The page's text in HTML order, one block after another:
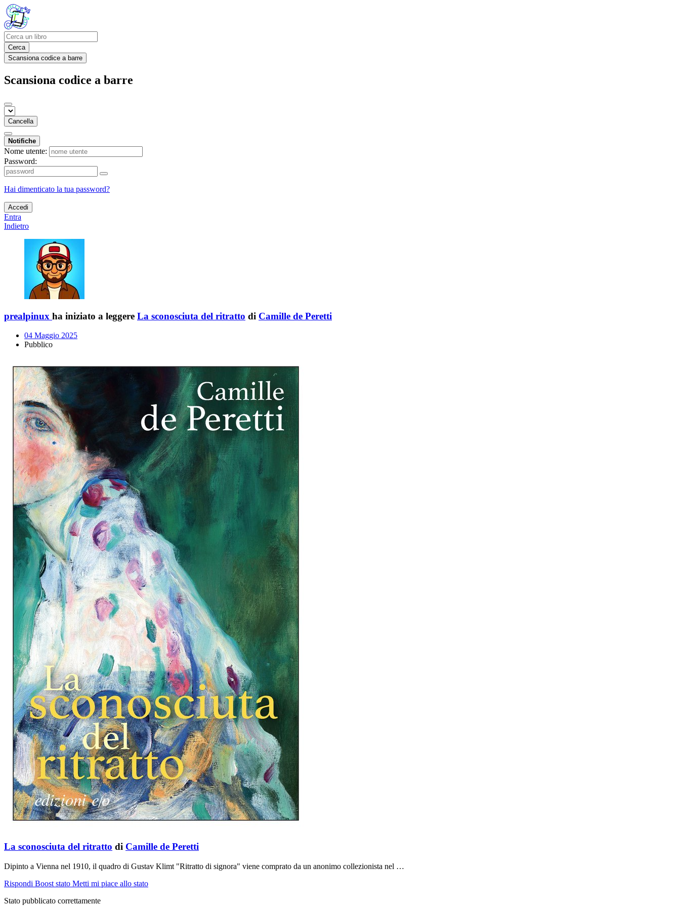
Cerca
Scansiona codice a barre
Scansiona codice a barre
Cancella
Notifiche
Nome utente:
Password:
Hai dimenticato la tua password?
Accedi
Entra
Indietro
prealpinux ha iniziato a leggere La sconosciuta del ritratto di Camille de Peretti
04 Maggio 2025
Pubblico
La sconosciuta del ritratto di Camille de Peretti
Dipinto a Vienna nel 1910, il quadro di Gustav Klimt "Ritratto di signora" viene comprato da un anonimo collezionista nel …
Rispondi Boost stato Metti mi piace allo stato
Stato pubblicato correttamente